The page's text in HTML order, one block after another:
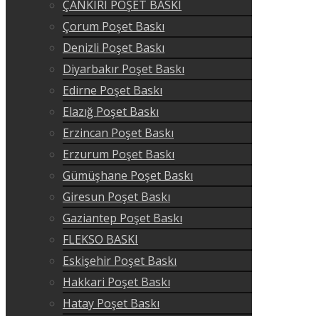
ÇANKIRI POŞET BASKI
Çorum Poşet Baskı
Denizli Poşet Baskı
Diyarbakır Poşet Baskı
Edirne Poşet Baskı
Elazığ Poşet Baskı
Erzincan Poşet Baskı
Erzurum Poşet Baskı
Gümüşhane Poşet Baskı
Giresun Poşet Baskı
Gaziantep Poşet Baskı
FLEKSO BASKI
Eskişehir Poşet Baskı
Hakkari Poşet Baskı
Hatay Poşet Baskı